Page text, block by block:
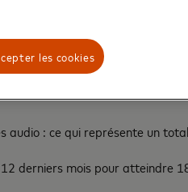
audio : ce qui représente un
derniers mois pour atteindre
les cookies